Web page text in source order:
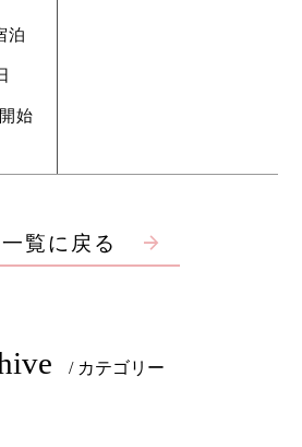
泊
始
覧に戻る
/ カテゴリー